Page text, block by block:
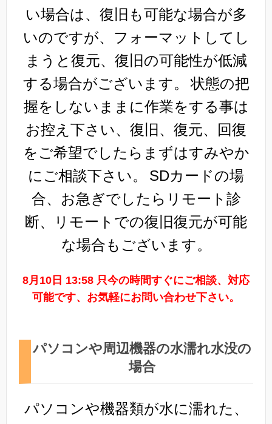
い場合は、復旧も可能な場合が多
いのですが、フォーマットしてし
まうと復元、復旧の可能性が低減
する場合がございます。
状態の把
握をしないままに作業をする事は
お控え下さい、復旧、復元、回復
をご希望でしたらまずはすみやか
にご相談下さい。
SDカードの場
合、お急ぎでしたらリモート診
断、リモートでの復旧復元が可能
な場合もございます。
8月10日 13:58 只今の時間すぐにご相談、対応
可能です、お気軽にお問い合わせ下さい。
パソコンや周辺機器の水濡れ水没の
場合
パソコンや機器類が水に濡れた、